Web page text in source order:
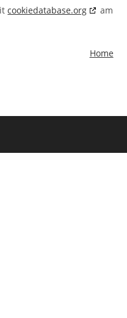
cookiedatabase.org
am
Home